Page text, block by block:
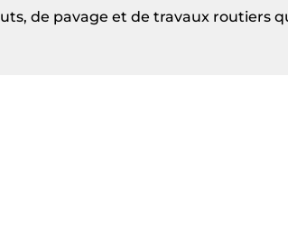
de pavage et de travaux routiers